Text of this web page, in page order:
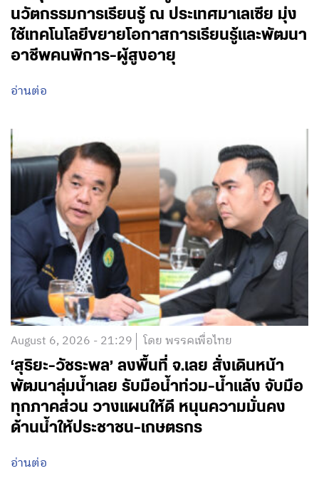
นวัตกรรมการเรียนรู้ ณ ประเทศมาเลเซีย มุ่ง
ใช้เทคโนโลยีขยายโอกาสการเรียนรู้และพัฒนา
อาชีพคนพิการ-ผู้สูงอายุ
อ่านต่อ
August 6, 2026 - 21:29 โดย พรรคเพื่อไทย
‘สุริยะ-วัชระพล’ ลงพื้นที่ จ.เลย สั่งเดินหน้า
พัฒนาลุ่มน้ำเลย รับมือน้ำท่วม-น้ำแล้ง จับมือ
ทุกภาคส่วน วางแผนให้ดี หนุนความมั่นคง
ด้านน้ำให้ประชาชน-เกษตรกร
อ่านต่อ